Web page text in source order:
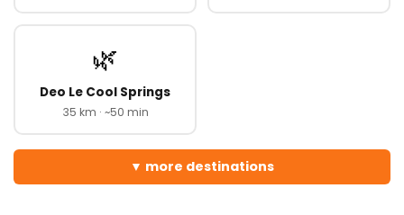
🌿
Deo Le Cool Springs
35 km · ~50 min
more destinations